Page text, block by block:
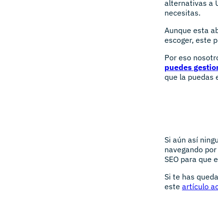
alternativas a
necesitas.
Aunque esta
escoger, este
Por eso
puedes
que la puedas
Si aún así
navegando
SEO para que
Si te has
este artículo